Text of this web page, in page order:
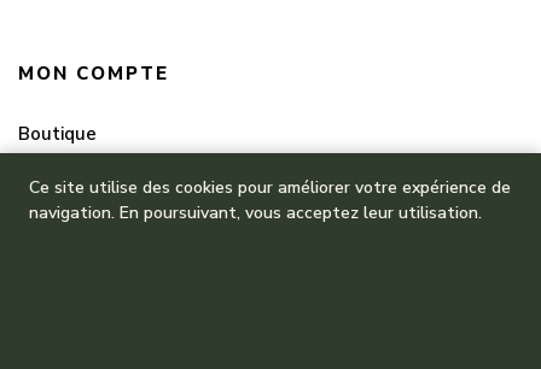
MON COMPTE
Boutique
Mes commandes
Ce site utilise des cookies pour améliorer votre expérience de
navigation. En poursuivant, vous acceptez leur utilisation.